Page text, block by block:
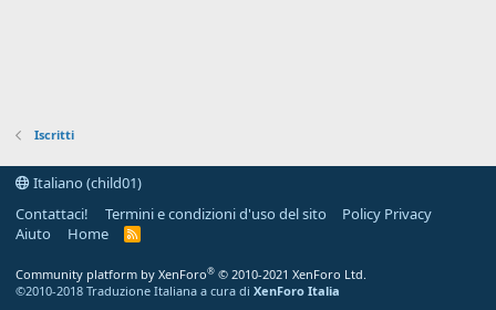
Iscritti
Italiano (child01)
Contattaci!
Termini e condizioni d'uso del sito
Policy Privacy
Aiuto
Home
R
Community platform by XenForo® © 2010-2021 XenForo Ltd.
©2010-2018 Traduzione Italiana a cura di XenForo Italia